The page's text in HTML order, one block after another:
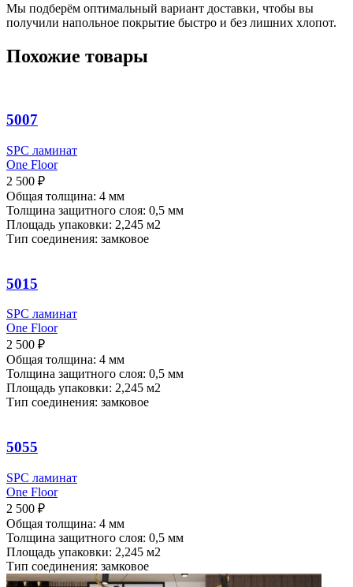
Мы подберём оптимальный вариант доставки, чтобы вы
получили напольное покрытие быстро и без лишних хлопот.
Похожие товары
5007
SPC ламинат
One Floor
2 500 ₽
Общая толщина: 4 мм
Толщина защитного слоя: 0,5 мм
Площадь упаковки: 2,245 м2
Тип соединения: замковое
5015
SPC ламинат
One Floor
2 500 ₽
Общая толщина: 4 мм
Толщина защитного слоя: 0,5 мм
Площадь упаковки: 2,245 м2
Тип соединения: замковое
5055
SPC ламинат
One Floor
2 500 ₽
Общая толщина: 4 мм
Толщина защитного слоя: 0,5 мм
Площадь упаковки: 2,245 м2
Тип соединения: замковое